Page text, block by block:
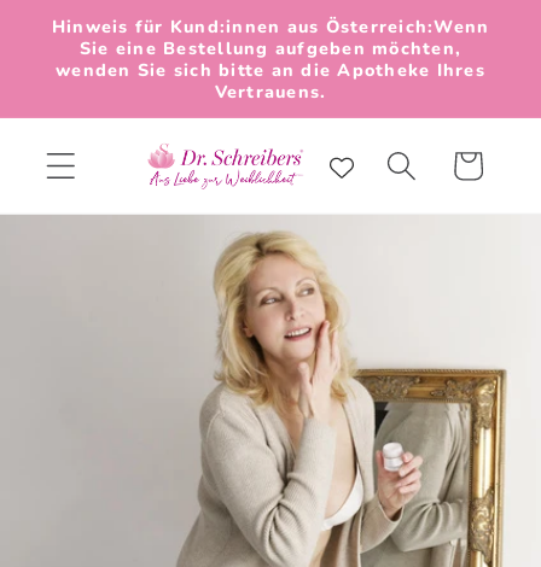
zum
Inhalt
Hinweis für Kund:innen aus Österreich:Wenn
Sie eine Bestellung aufgeben möchten,
wenden Sie sich bitte an die Apotheke Ihres
Vertrauens.
Warenkorb